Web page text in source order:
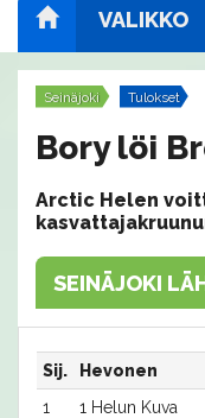
VALIKKO
Seinäjoki Tulokset
Bory löi
Arctic Helen
SEINÄJOKI
Sij. Hevonen
1
1 Helun Kuva